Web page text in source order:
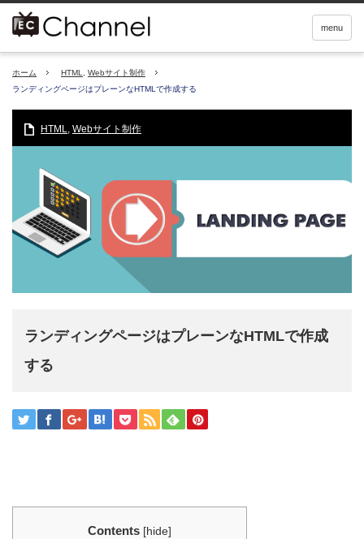
menu
ホーム HTML
Webサイト制作
ランディングページはプレーンなHTMLで作成する
HTML, Webサイト制作
ランディングページはプレーンなHTMLで作成
する
Contents [hide]